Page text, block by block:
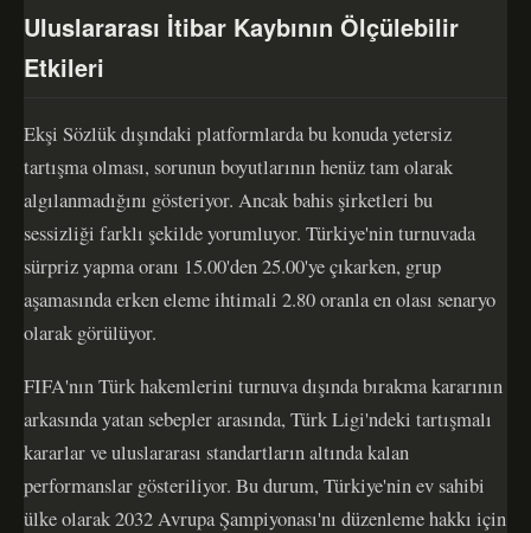
Uluslararası İtibar Kaybının Ölçülebilir
Etkileri
Ekşi Sözlük dışındaki platformlarda bu konuda yetersiz
tartışma olması, sorunun boyutlarının henüz tam olarak
algılanmadığını gösteriyor. Ancak bahis şirketleri bu
sessizliği farklı şekilde yorumluyor. Türkiye'nin turnuvada
sürpriz yapma oranı 15.00'den 25.00'ye çıkarken, grup
aşamasında erken eleme ihtimali 2.80 oranla en olası senaryo
olarak görülüyor.
FIFA'nın Türk hakemlerini turnuva dışında bırakma kararının
arkasında yatan sebepler arasında, Türk Ligi'ndeki tartışmalı
kararlar ve uluslararası standartların altında kalan
performanslar gösteriliyor. Bu durum, Türkiye'nin ev sahibi
ülke olarak 2032 Avrupa Şampiyonası'nı düzenleme hakkı için